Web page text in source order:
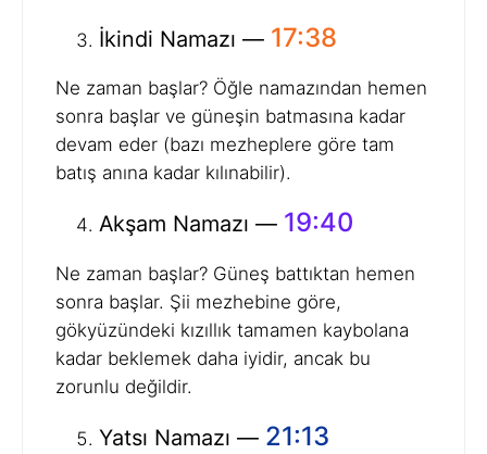
İkindi Namazı — 17:38
Ne zaman başlar? Öğle namazından hemen
sonra başlar ve güneşin batmasına kadar
devam eder (bazı mezheplere göre tam
batış anına kadar kılınabilir).
Akşam Namazı — 19:40
Ne zaman başlar? Güneş battıktan hemen
sonra başlar. Şii mezhebine göre,
gökyüzündeki kızıllık tamamen kaybolana
kadar beklemek daha iyidir, ancak bu
zorunlu değildir.
Yatsı Namazı — 21:13